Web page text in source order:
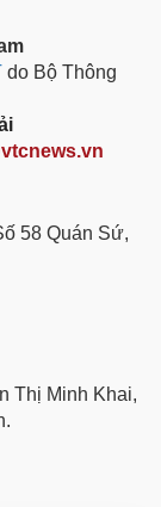
do Bộ Thông
58 Quán Sứ,
Thị Minh Khai,